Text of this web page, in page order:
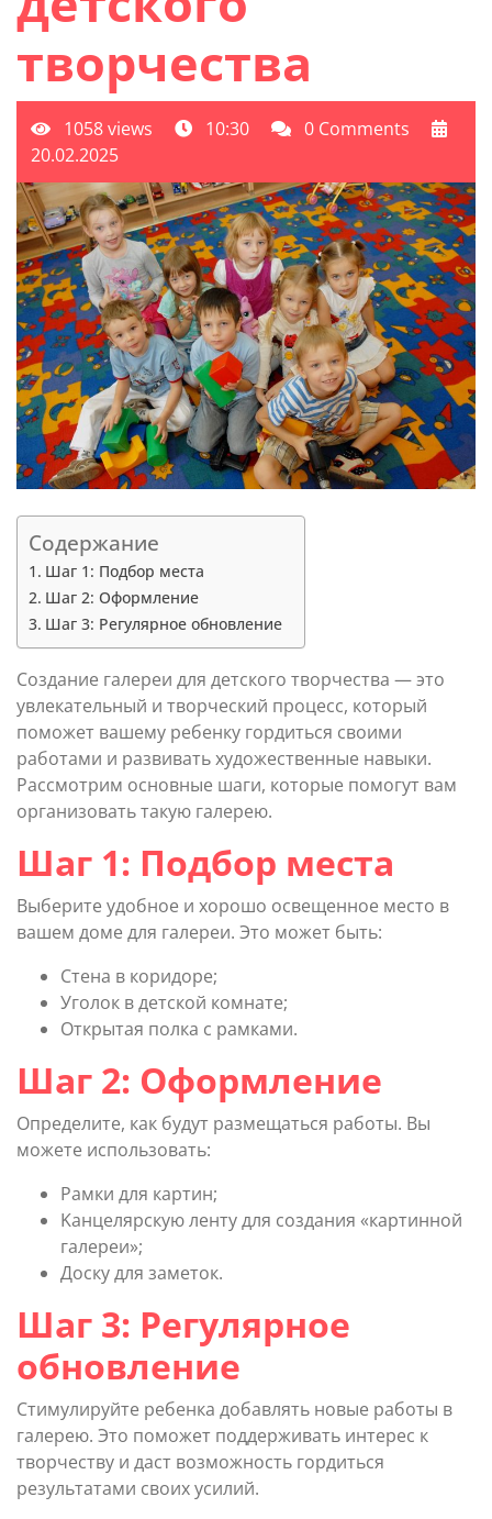
творчества
1058 views 10:30
0 Comments
20.02.2025
Содержание
Шаг 1: Подбор места
Шаг 2: Оформление
Шаг 3: Регулярное обновление
Создание галереи для детского творчества — это
увлекательный и творческий процесс, который
поможет вашему ребенку гордиться своими
работами и развивать художественные навыки.
Рассмотрим основные шаги, которые помогут вам
организовать такую галерею.
Шаг 1: Подбор места
Выберите удобное и хорошо освещенное место в
вашем доме для галереи. Это может быть:
Стена в коридоре;
Уголок в детской комнате;
Открытая полка с рамками.
Шаг 2: Оформление
Определите, как будут размещаться работы. Вы
можете использовать:
Рамки для картин;
Kанцелярскую ленту для создания «картинной
галереи»;
Доску для заметок.
Шаг 3: Регулярное
обновление
Стимулируйте ребенка добавлять новые работы в
галерею. Это поможет поддерживать интерес к
творчеству и даст возможность гордиться
результатами своих усилий.